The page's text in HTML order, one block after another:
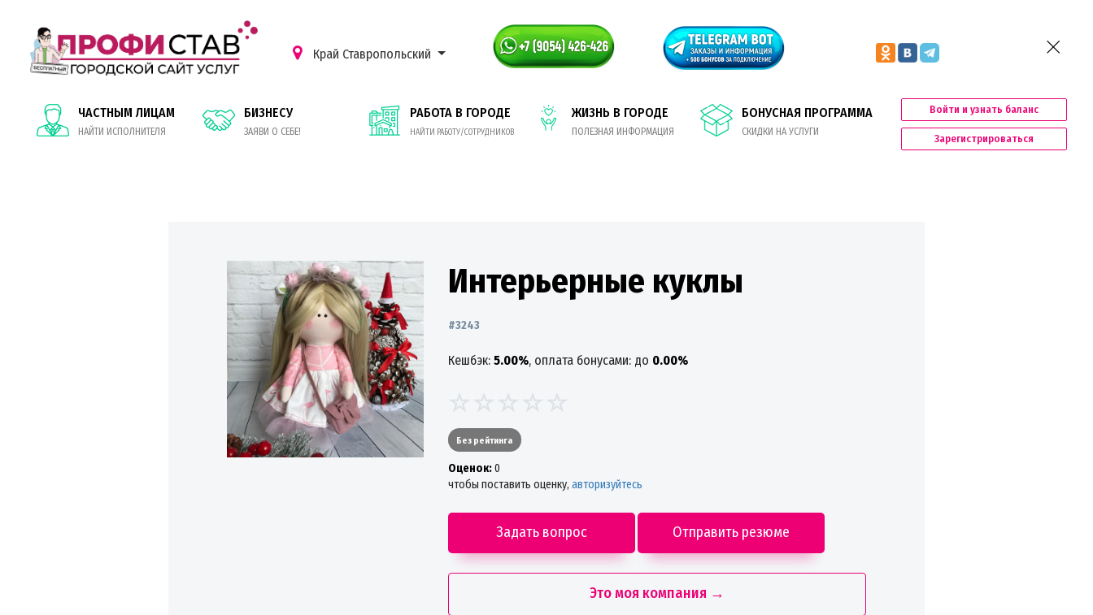
Край Ставропольский
ЧАСТНЫМ ЛИЦАМ
НАЙТИ ИСПОЛНИТЕЛЯ
БИЗНЕСУ
ЗАЯВИ О СЕБЕ!
РАБОТА В ГОРОДЕ
НАЙТИ РАБОТУ/СОТРУДНИКОВ
ЖИЗНЬ В ГОРОДЕ
ПОЛЕЗНАЯ ИНФОРМАЦИЯ
БОНУСНАЯ ПРОГРАММА
СКИДКИ НА УСЛУГИ
Войти и узнать баланс
Зарегистрироваться
Интерьерные куклы
#3243
Кешбэк: 5.00%, оплата бонусами: до 0.00%
Без рейтинга
Oценок:0
чтобы поставить оценку, авторизуйтесь
Задать вопрос Отправить резюме
Это моя компания →